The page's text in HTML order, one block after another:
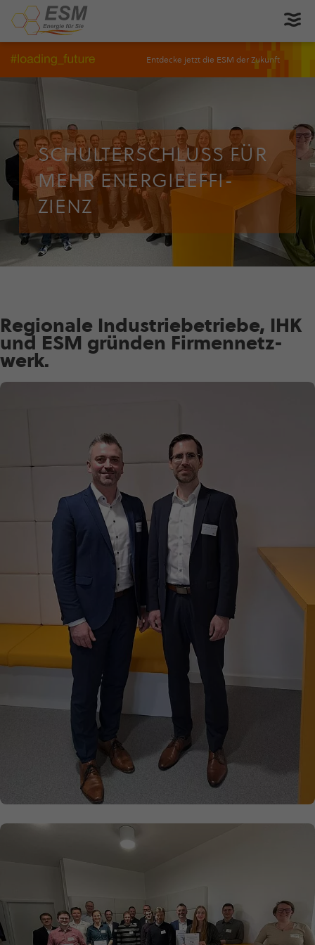
Entdecke jetzt die ESM der Zukunft
SCHUL­TER­SCHLUSS FÜR
MEHR ENER­GIE­EF­FI­
ZIENZ
Regionale Indus­trie­be­triebe, IHK
und ESM gründen Firmen­netz­
werk.